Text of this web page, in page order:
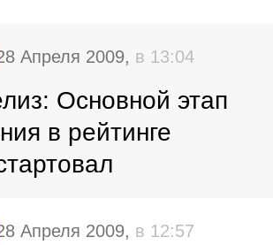
Апреля 2009, в 13:04
Основной этап
в рейтинге
Апреля 2009, в 12:57